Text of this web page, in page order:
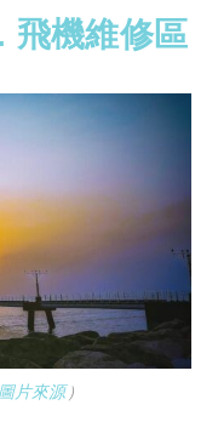
飛機維修區
圖片來源）